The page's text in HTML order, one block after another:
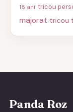
18 ani tricou
majorat tricou
Panda Roz